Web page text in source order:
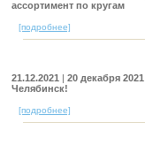
ассортимент по кругам
[подробнее]
21.12.2021
20 декабря
Челябинск!
[подробнее]